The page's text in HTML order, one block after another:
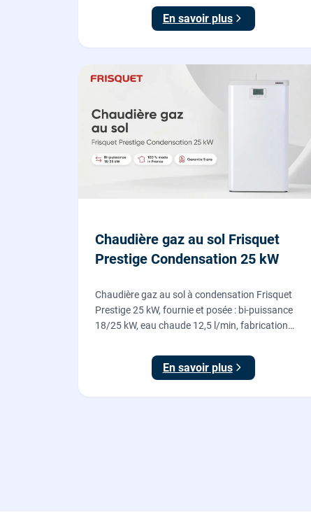
normes compris.
En savoir plus
Chaudière gaz au sol Frisquet
Prestige Condensation 25 kW
Chaudière gaz au sol à condensation Frisquet
Prestige 25 kW, fournie et posée : bi-puissance
18/25 kW, eau chaude 12,5 l/min, fabrication
En savoir plus